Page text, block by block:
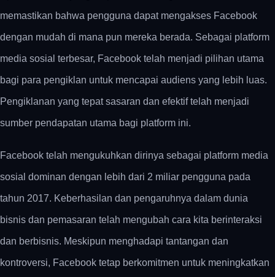
memastikan bahwa pengguna dapat mengakses Facebook
dengan mudah di mana pun mereka berada. Sebagai platform
media sosial terbesar, Facebook telah menjadi pilihan utama
bagi para pengiklan untuk mencapai audiens yang lebih luas.
Pengiklanan yang tepat sasaran dan efektif telah menjadi
sumber pendapatan utama bagi platform ini.
Facebook telah mengukuhkan dirinya sebagai platform media
sosial dominan dengan lebih dari 2 miliar pengguna pada
tahun 2017. Keberhasilan dan pengaruhnya dalam dunia
bisnis dan pemasaran telah mengubah cara kita berinteraksi
dan berbisnis. Meskipun menghadapi tantangan dan
kontroversi, Facebook tetap berkomitmen untuk meningkatkan